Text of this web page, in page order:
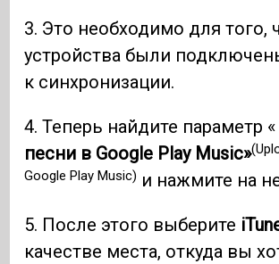
3. Это необходимо для того,
устройства были
к синхронизации.
4. Теперь найдите параметр «
песни в Google Play Music»
Google Play Music) и нажмите на
5. После этого выберите
качестве места, откуда вы